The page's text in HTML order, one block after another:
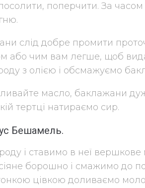
поперчити. За
слід добре промити
або чим вам легше, щоб
з олією і обсмажуємо
масло, баклажани
тертці натираємо сир.
Бешамель.
і ставимо в неї
борошно і смажимо до
цівкою доливаємо